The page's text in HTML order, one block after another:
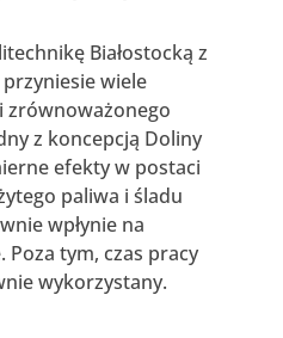
Białostocką z
wiele
zrównoważonego
z koncepcją Doliny
efekty w postaci
paliwa i śladu
wpłynie na
tym, czas pracy
wykorzystany.